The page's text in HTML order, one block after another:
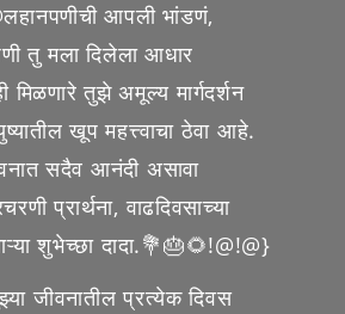
आपली भांडणं,
तु मला दिलेला आधार
तुझे अमूल्य मार्गदर्शन
खूप महत्त्वाचा ठेवा आहे.
सदैव आनंदी असावा
प्रार्थना, वाढदिवसाच्या
शुभेच्छा दादा.💐🎂🌻!@!@}
जीवनातील प्रत्येक दिवस